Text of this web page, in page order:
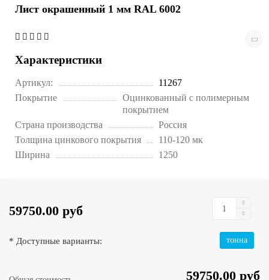
Лист окрашенный 1 мм RAL 6002
Характеристики
Артикул:
11267
Покрытие
Оцинкованный с полимерным
покрытием
Страна производства
Россия
Толщина цинкового покрытия
110-120 мк
Ширина
1250
59750.00 руб
* Доступные варианты: тонна
59750.00 руб